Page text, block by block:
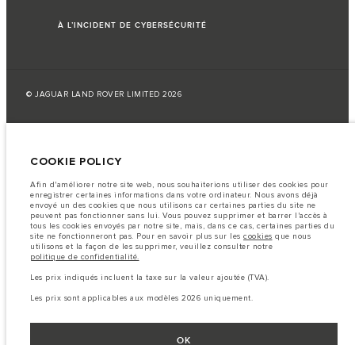
À L’INCIDENT DE CYBERSÉCURITÉ
© JAGUAR LAND ROVER LIMITED 2026
Les données, les caractéristiques techniques et les couleurs publiées sur le
de prix. Veuillez consulter votre concessionnaire pour des informations sur
la disponibilité et les prix.
Remarque importante sur les images et les spécifications.
La
pénurie mondiale de semi-conducteurs affecte actuellement les
spécifications de construction des véhicules, la disponibilité des options et
les délais de construction. Cette situation s’avère très fluctuante, et par
conséquent, les images utilisées actuellement sur le site Web peuvent ne pas
refléter entièrement les spécifications actuelles en ce qui concerne les
caractéristiques, les options, les finitions et les combinaisons de couleurs.
Veuillez consulter votre concessionnaire pour avoir confirmation des
restrictions actuelles et faire un choix éclairé
conformément å la législation européenne en vigueur. La consommation
réelle de carburant d'un véhicule peut différer de celle obtenue dans ces
COOKIE POLICY
Afin d'améliorer notre site web, nous souhaiterions utiliser des cookies pour
enregistrer certaines informations dans votre ordinateur. Nous avons déjà
envoyé un des cookies que nous utilisons car certaines parties du site ne
peuvent pas fonctionner sans lui. Vous pouvez supprimer et barrer l'accès à
tous les cookies envoyés par notre site, mais, dans ce cas, certaines parties du
site ne fonctionneront pas. Pour en savoir plus sur les cookies que nous
utilisons et la façon de les supprimer, veuillez consulter notre
politique de confidentialité.
Les prix indiqués incluent la taxe sur la valeur ajoutée (TVA).
Les prix sont applicables aux modèles 2026 uniquement.
OK